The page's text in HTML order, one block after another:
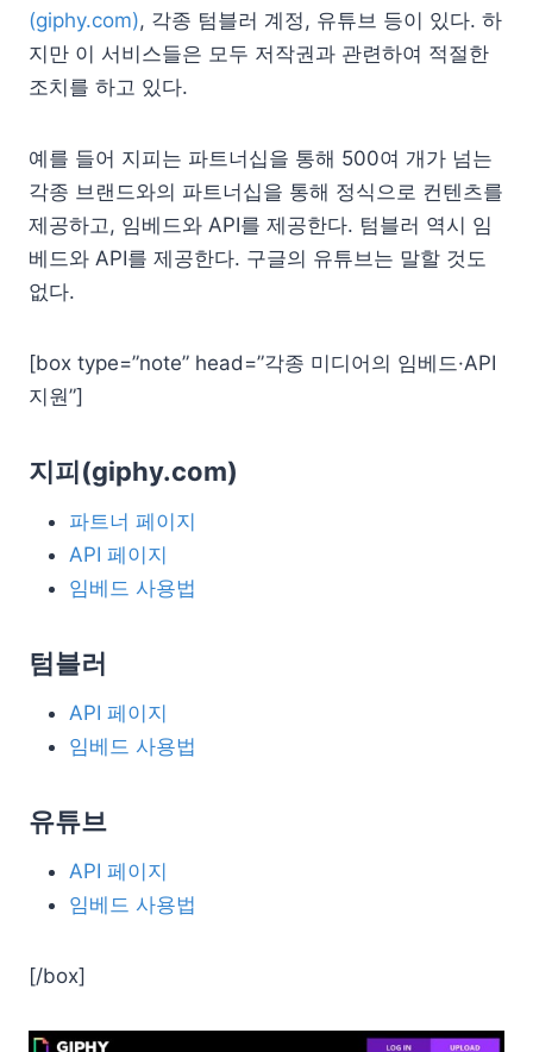
(giphy.com), 각종 텀블러 계정, 유튜브 등이 있다. 하
지만 이 서비스들은 모두 저작권과 관련하여 적절한
조치를 하고 있다.
예를 들어 지피는 파트너십을 통해 500여 개가 넘는
각종 브랜드와의 파트너십을 통해 정식으로 컨텐츠를
제공하고, 임베드와 API를 제공한다. 텀블러 역시 임
베드와 API를 제공한다. 구글의 유튜브는 말할 것도
없다.
[box type=”note” head=”각종 미디어의 임베드·API
지원”]
지피(giphy.com)
파트너 페이지
API 페이지
임베드 사용법
텀블러
API 페이지
임베드 사용법
유튜브
API 페이지
임베드 사용법
[/box]